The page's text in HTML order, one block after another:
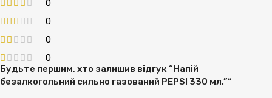
0
0
0
0
Будьте першим, хто залишив відгук “Напій
безалкогольний сильно газований PEPSI 330 мл.”“